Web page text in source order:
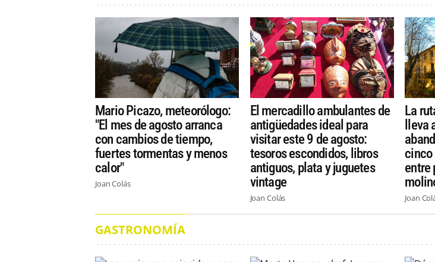
Mario Picazo, meteorólogo:
"El mes de agosto arranca
con cambios de tiempo,
fuertes tormentas y menos
calor"
Joan Colás
El mercadillo ambulantes de
antigüedades ideal para
visitar este 9 de agosto:
tesoros escondidos, libros
antiguos, plata y juguetes
vintage
Joan Colás
La
cinco
entre
Joan
GASTRONOMÍA